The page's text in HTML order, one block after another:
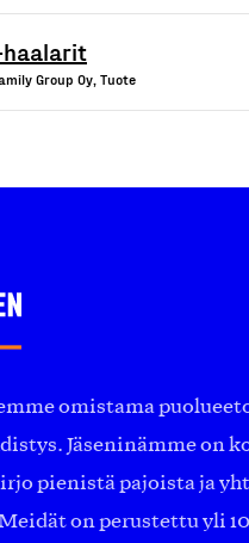
haalarit
Group Oy, Tuote
omistama
Jäseninämme on
pienistä pajoista ja
on perustettu yli